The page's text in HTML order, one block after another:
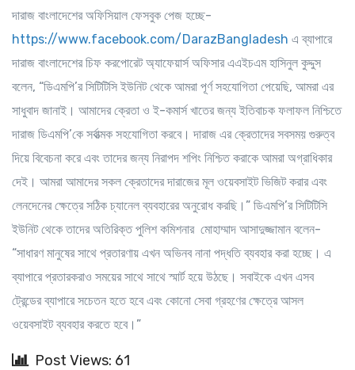
দারাজ বাংলাদেশের অফিসিয়াল ফেসবুক পেজ হচ্ছে-
https://www.facebook.com/DarazBangladesh এ ব্যাপারে
দারাজ বাংলাদেশের চিফ করপোরেট অ্যাফেয়ার্স অফিসার এএইচএম হাসিনুল কুদ্দুস
বলেন, “ডিএমপি’র সিটিটিসি ইউনিট থেকে আমরা পূর্ণ সহযোগিতা পেয়েছি, আমরা এর
সাধুবাদ জানাই। আমাদের ক্রেতা ও ই-কমার্স খাতের জন্য ইতিবাচক ফলাফল নিশ্চিতে
দারাজ ডিএমপি’কে সর্বাত্মক সহযোগিতা করবে। দারাজ এর ক্রেতাদের সবসময় গুরুত্ব
দিয়ে বিবেচনা করে এবং তাদের জন্য নিরাপদ শপিং নিশ্চিত করাকে আমরা অগ্রাধিকার
দেই। আমরা আমাদের সকল ক্রেতাদের দারাজের মূল ওয়েবসাইট ভিজিট করার এবং
লেনদেনের ক্ষেত্রে সঠিক চ্যানেল ব্যবহারের অনুরোধ করছি।” ডিএমপি’র সিটিটিসি
ইউনিট থেকে তাদের অতিরিক্ত পুলিশ কমিশনার মোহাম্মাদ আসাদুজ্জামান বলেন-
“সাধারণ মানুষের সাথে প্রতারণায় এখন অভিনব নানা পদ্ধতি ব্যবহার করা হচ্ছে। এ
ব্যাপারে প্রতারকরাও সময়ের সাথে সাথে স্মার্ট হয়ে উঠছে। সবাইকে এখন এসব
ট্রেন্ডের ব্যাপারে সচেতন হতে হবে এবং কোনো সেবা গ্রহণের ক্ষেত্রে আসল
ওয়েবসাইট ব্যবহার করতে হবে।”
Post Views: 61